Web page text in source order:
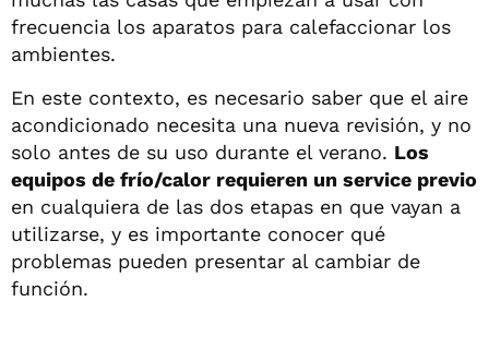
frecuencia los aparatos para calefaccionar los
ambientes.
En este contexto, es necesario saber que el aire
acondicionado necesita una nueva revisión, y no
solo antes de su uso durante el verano. Los
equipos de frío/calor requieren un service previo
en cualquiera de las dos etapas en que vayan a
utilizarse, y es importante conocer qué
problemas pueden presentar al cambiar de
función.